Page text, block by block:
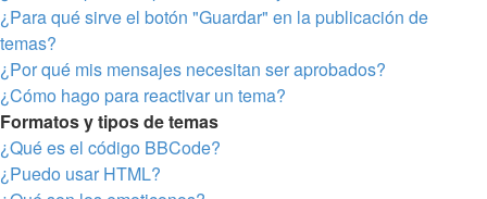
¿Para qué sirve el botón "Guardar" en la publicación de
temas?
¿Por qué mis mensajes necesitan ser aprobados?
¿Cómo hago para reactivar un tema?
Formatos y tipos de temas
¿Qué es el código BBCode?
¿Puedo usar HTML?